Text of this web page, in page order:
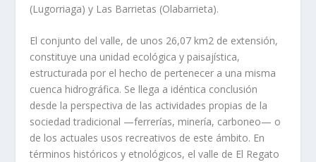
(Lugorriaga) y Las Barrietas (Olabarrieta).
El conjunto del valle, de unos 26,07 km2 de extensión,
constituye una unidad ecológica y paisajística,
estructurada por el hecho de pertenecer a una misma
cuenca hidrográfica. Se llega a idéntica conclusión
desde la perspectiva de las actividades propias de la
sociedad tradicional —ferrerías, minería, carboneo— o
de los actuales usos recreativos de este ámbito. En
términos históricos y etnológicos, el valle de El Regato